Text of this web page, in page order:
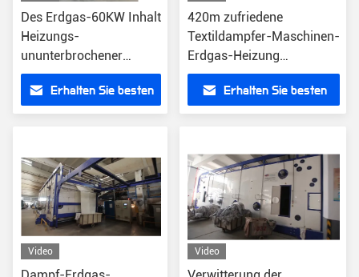
Des Erdgas-60KW Inhalt
Heizungs-
ununterbrochener
Textildampfer-der
Maschinen-600m
Erhalten Sie besten
420m zufriedene
Textildampfer-Maschinen-
Erdgas-Heizung
ununterbrochen
Erhalten Sie besten
Video Video